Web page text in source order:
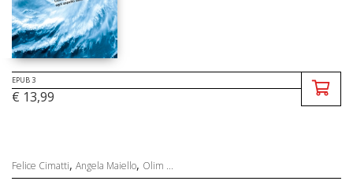
EPUB 3
€ 13,99
Felice Cimatti, Angela Maiello, Olim ...